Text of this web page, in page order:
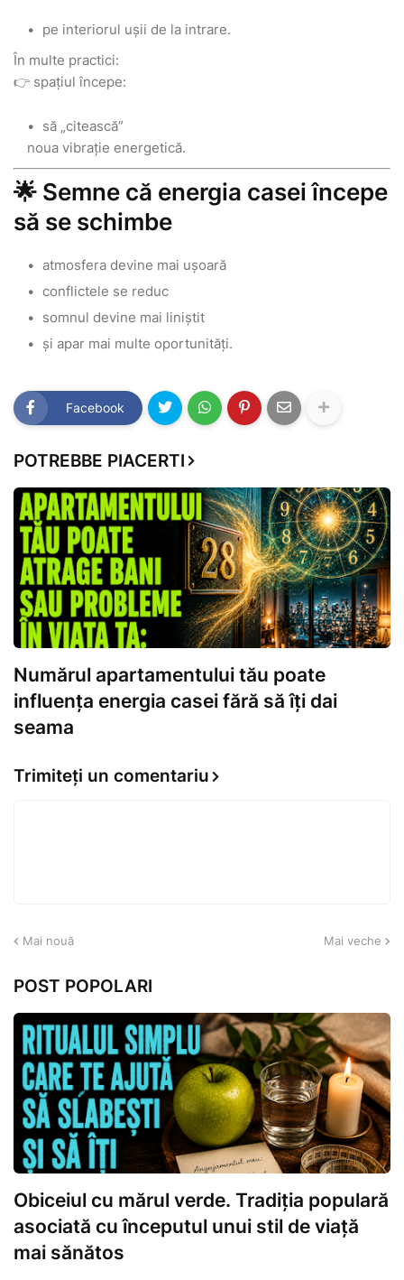
pe interiorul ușii de la intrare.
În multe practici:
👉 spațiul începe:
să „citească”
noua vibrație energetică.
🌟 Semne că energia casei începe
să se schimbe
atmosfera devine mai ușoară
conflictele se reduc
somnul devine mai liniștit
și apar mai multe oportunități.
Facebook
POTREBBE PIACERTI
Numărul apartamentului tău poate
influența energia casei fără să îți dai
seama
Trimiteți un comentariu
Mai nouă Mai veche
POST POPOLARI
Obiceiul cu mărul verde. Tradiția populară
asociată cu începutul unui stil de viață
mai sănătos